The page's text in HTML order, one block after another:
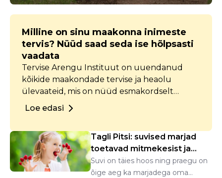
Milline on sinu maakonna inimeste
tervis? Nüüd saad seda ise hõlpsasti
vaadata
Tervise Arengu Instituut on uuendanud
kõikide maakondade tervise ja heaolu
ülevaateid, mis on nüüd esmakordselt
kättesaadavad interaktiivsete
heaolu kohta, alates demograafiast kuni
turvalisuseni.
Loe edasi
Tagli Pitsi: suvised marjad
toetavad mitmekesist ja
tasakaalustat...
Suvi on täies hoos ning praegu on
õige aeg ka marjadega oma